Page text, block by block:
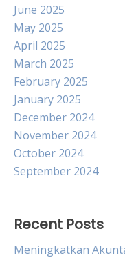
June 2025
May 2025
April 2025
March 2025
February 2025
January 2025
December 2024
November 2024
October 2024
September 2024
Recent Posts
Meningkatkan